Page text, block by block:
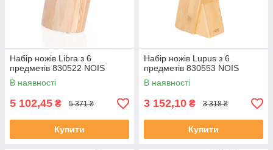
Набір ножів Libra з 6
предметів 830522 NOIS
В наявності
5 102,45 ₴ 5 371 ₴
Купити
Набір ножів Lupus з 6
предметів 830553 NOIS
В наявності
3 152,10 ₴ 3 318 ₴
Купити